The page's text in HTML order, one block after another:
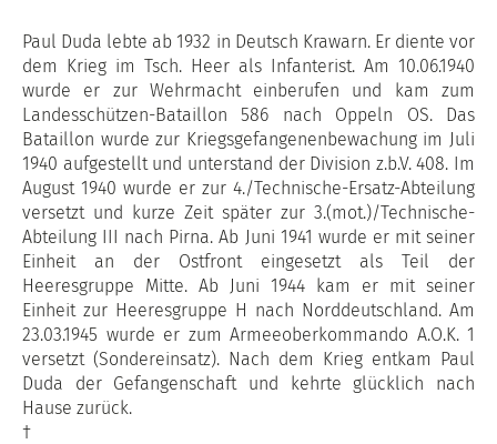
Paul Duda lebte ab 1932 in Deutsch Krawarn. Er diente vor
dem Krieg im Tsch. Heer als Infanterist. Am 10.06.1940
wurde er zur Wehrmacht einberufen und kam zum
Landesschützen-Bataillon 586 nach Oppeln OS. Das
Bataillon wurde zur Kriegsgefangenenbewachung im Juli
1940 aufgestellt und unterstand der Division z.b.V. 408. Im
August 1940 wurde er zur 4./Technische-Ersatz-Abteilung
versetzt und kurze Zeit später zur 3.(mot.)/Technische-
Abteilung III nach Pirna. Ab Juni 1941 wurde er mit seiner
Einheit an der Ostfront eingesetzt als Teil der
Heeresgruppe Mitte. Ab Juni 1944 kam er mit seiner
Einheit zur Heeresgruppe H nach Norddeutschland. Am
23.03.1945 wurde er zum Armeeoberkommando A.O.K. 1
versetzt (Sondereinsatz). Nach dem Krieg entkam Paul
Duda der Gefangenschaft und kehrte glücklich nach
Hause zurück.
†